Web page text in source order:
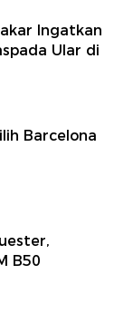
Ingatkan
Ular di
Barcelona
B50